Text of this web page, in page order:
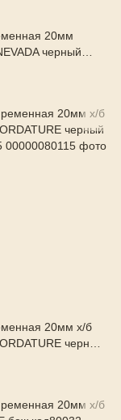
20мм
черный
20мм х/б
черный